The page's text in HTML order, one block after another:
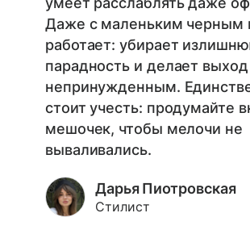
Даже с маленьким черным
работает: убирает
парадность и делает
непринужденным.
стоит учесть: продумайте
мешочек, чтобы мелочи не
вываливались.
Дарья Пиотровская
Стилист